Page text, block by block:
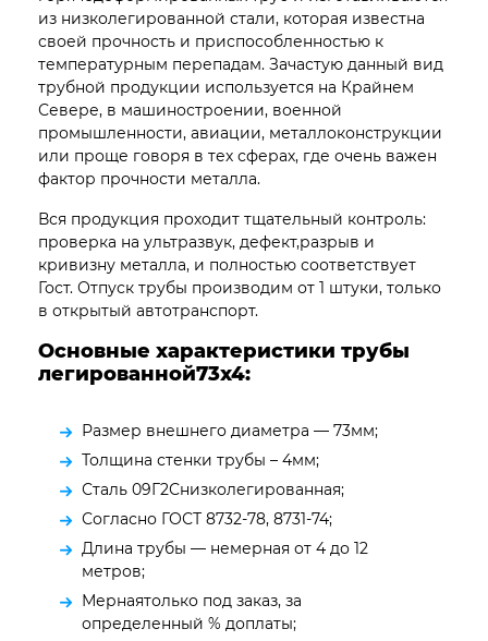
из низколегированной стали, которая известна
своей прочность и приспособленностью к
температурным перепадам. Зачастую данный вид
трубной продукции используется на Крайнем
Севере, в машиностроении, военной
промышленности, авиации, металлоконструкции
или проще говоря в тех сферах, где очень важен
фактор прочности металла.
Вся продукция проходит тщательный контроль:
проверка на ультразвук, дефект,разрыв и
кривизну металла, и полностью соответствует
Гост. Отпуск трубы производим от 1 штуки, только
в открытый автотранспорт.
Основные характеристики трубы
легированной73х4:
Размер внешнего диаметра — 73мм;
Толщина стенки трубы – 4мм;
Сталь 09Г2Снизколегированная;
Согласно ГОСТ 8732-78, 8731-74;
Длина трубы — немерная от 4 до 12
метров;
Мернаятолько под заказ, за
определенный % доплаты;